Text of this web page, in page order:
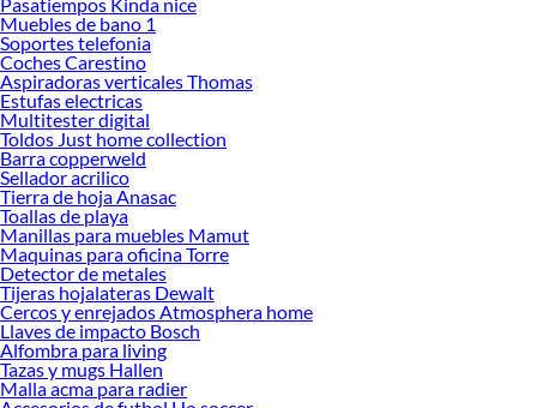
Muebles de bano 1
Soportes telefonia
Coches Carestino
Aspiradoras verticales Thomas
Estufas electricas
Multitester digital
Toldos Just home collection
Barra copperweld
Sellador acrilico
Tierra de hoja Anasac
Toallas de playa
Manillas para muebles Mamut
Maquinas para oficina Torre
Detector de metales
Tijeras hojalateras Dewalt
Cercos y enrejados Atmosphera home
Llaves de impacto Bosch
Alfombra para living
Tazas y mugs Hallen
Malla acma para radier